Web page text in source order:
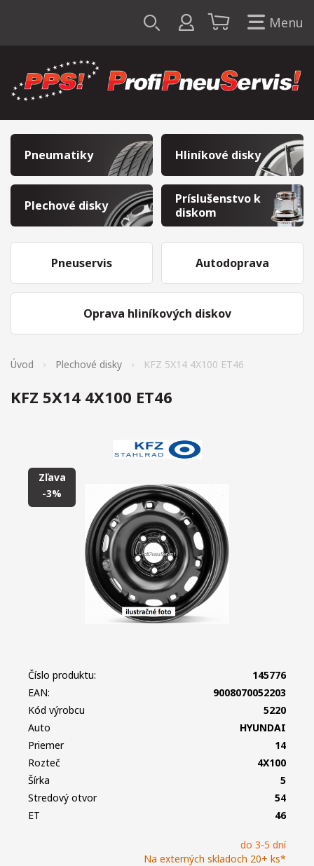
Menu
Pneumatiky Hliníkové disky
Plechové disky
Príslušenstvo k
diskom
Pneuservis
Oprava hliníkových diskov
Autodoprava
Úvod Plechové disky KFZ 5X14 4X100 ET46
KFZ 5X14 4X100 ET46
Zľava
-3%
do 3-5 dní
Na externých skladoch 20+ ks*
Číslo produktu:
145776
EAN:
9008070052203
Kód výrobcu
5220
Auto
HYUNDAI
Priemer
14
Rozteč
4X100
Šírka
5
Stredový otvor
54
ET
46